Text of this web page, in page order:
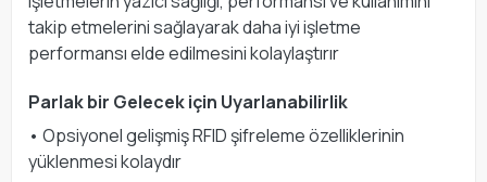
takip etmelerini sağlayarak daha iyi işletme
performansı elde edilmesini kolaylaştırır
Parlak bir Gelecek için Uyarlanabilirlik
• Opsiyonel gelişmiş RFID şifreleme özelliklerinin
yüklenmesi kolaydır